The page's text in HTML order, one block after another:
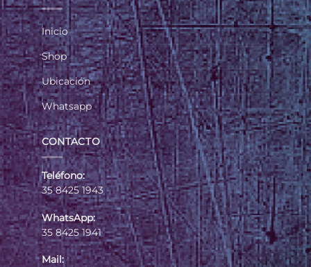
Inicio
Shop
Ubicación
Whatsapp
CONTACTO
Teléfono:
35 8425 1943
WhatsApp:
35 8425 1941
Mail: